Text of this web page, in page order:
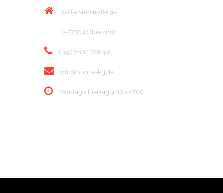
Raiffeisenstraße 9a
D-77704 Oberkirch
(+49) 7802 7063-0
info@hurrle-kg.de
Montag - Freitag 9.00 - 17.00